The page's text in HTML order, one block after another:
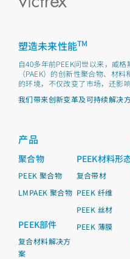
塑造未来性能TM
自40多年前PEEK问世以来，威
（PAEK）的创新性聚合物、材
的环境，不仅改变了市场，还影
我们带来创新变革及可持续解决
产品
聚合物
PEEK 聚合物
LMPAEK 聚合物
PEEK部件
复合材料解决方
案
PEEK材料形
复合带材
PEEK 纤维
PEEK 丝材
PEEK 薄膜